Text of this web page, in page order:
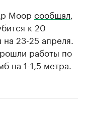
Моор сообщал
к 20
23-25 апреля.
работы по
на 1-1,5 метра.